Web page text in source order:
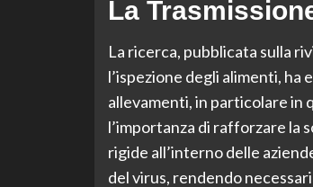
La
La ricerca, pubblicata sulla
l’ispezione degli alimenti, ha
allevamenti, in particolare in
l’importanza di rafforzare la
rigide all’interno delle
del virus, rendendo